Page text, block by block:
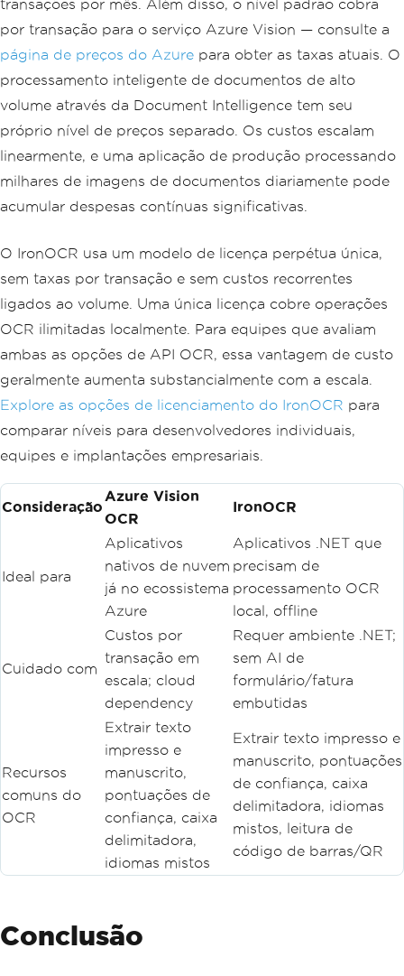
transações por mês. Além disso, o nível padrão cobra
por transação para o serviço Azure Vision — consulte a
página de preços do Azure para obter as taxas atuais. O
processamento inteligente de documentos de alto
volume através da Document Intelligence tem seu
próprio nível de preços separado. Os custos escalam
linearmente, e uma aplicação de produção processando
milhares de imagens de documentos diariamente pode
acumular despesas contínuas significativas.
O IronOCR usa um modelo de licença perpétua única,
sem taxas por transação e sem custos recorrentes
ligados ao volume. Uma única licença cobre operações
OCR ilimitadas localmente. Para equipes que avaliam
ambas as opções de API OCR, essa vantagem de custo
geralmente aumenta substancialmente com a escala.
Explore as opções de licenciamento do IronOCR para
comparar níveis para desenvolvedores individuais,
equipes e implantações empresariais.
Consideração
Azure Vision
OCR
IronOCR
Ideal para
Aplicativos
nativos de nuvem
já no ecossistema
Azure
Aplicativos .NET que
precisam de
processamento OCR
local, offline
Cuidado com
Custos por
transação em
escala; cloud
dependency
Requer ambiente .NET;
sem AI de
formulário/fatura
embutidas
Recursos
comuns do
OCR
Extrair texto
impresso e
manuscrito,
pontuações de
confiança, caixa
delimitadora,
idiomas mistos
Extrair texto impresso e
manuscrito, pontuações
de confiança, caixa
delimitadora, idiomas
mistos, leitura de
código de barras/QR
Conclusão